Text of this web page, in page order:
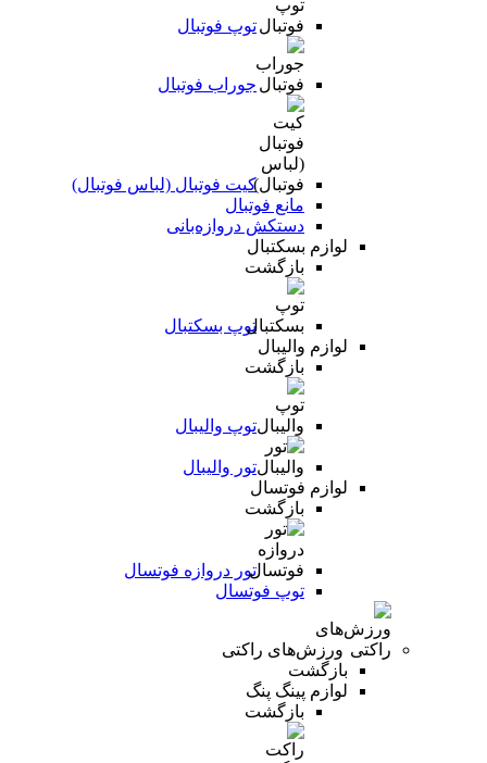
توپ فوتبال
جوراب فوتبال
کیت فوتبال (لباس فوتبال)
مانع فوتبال
دستکش دروازه‌بانی
لوازم بسکتبال
بازگشت
توپ بسکتبال
لوازم والیبال
بازگشت
توپ والیبال
تور والیبال
لوازم فوتسال
بازگشت
تور دروازه فوتسال
توپ فوتسال
ورزش‌های راکتی
بازگشت
لوازم پینگ پنگ
بازگشت